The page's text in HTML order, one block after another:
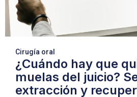
Cirugía oral
¿Cuándo hay que
muelas del juicio?
extracción y